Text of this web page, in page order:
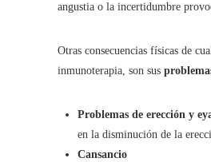
angustia o la incertidumbre
Otras consecuencias físicas de
inmunoterapia, son sus
Problemas de erección y
en la disminución de la
Cansancio